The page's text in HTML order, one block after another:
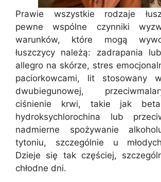
Prawie wszystkie rodzaje
pewne wspólne czynniki
warunków, które mogą
łuszczycy należą: zadrapania
allegro na skórze, stres
paciorkowcami, lit stosowany
dwubiegunowej,
ciśnienie krwi, takie jak beta-
hydroksychlorochina lub
nadmierne spożywanie
tytoniu, szczególnie u
Dzieje się tak częściej,
chłodne dni.